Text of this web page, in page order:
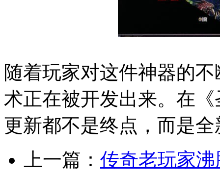
随着玩家对这件神器的
术正在被开发出来。在
更新都不是终点，而是
上一篇： 传奇老玩家